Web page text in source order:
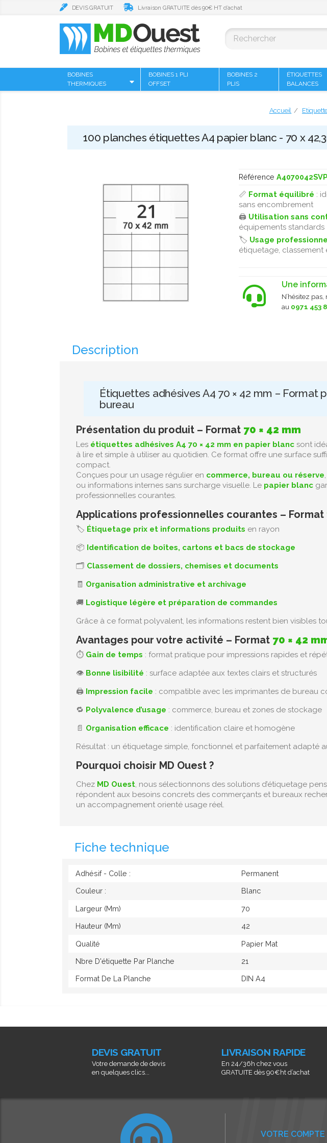
DEVIS GRATUIT Livraison GRATUITE dès 90€ HT d’achat
BOBINES
THERMIQUES
BOBINES 1 PLI
OFFSET
BOBINES 2
PLIS
ÉTIQUETTES
BALANCES
Accueil
100 planches étiquettes A4 papier blanc - 70 x
Référence
📏 Format équilibré :
sans encombrement
🖨️ Utilisation sans
équipements standards
🏷️ Usage
étiquetage, classement
Une
N’hésitez
au 0971 453
Description
Étiquettes adhésives A4 70 × 42 mm –
bureau
Présentation du produit – Format 70 × 42 mm
Les étiquettes adhésives A4 70 × 42 mm en papier blanc sont
à lire et simple à utiliser au quotidien. Ce format offre une surface
compact.
Conçues pour un usage régulier en commerce, bureau ou réserve
ou informations internes sans surcharge visuelle. Le papier blanc
professionnelles courantes.
Applications professionnelles courantes – Format
🏷️ Étiquetage prix et informations produits en rayon
📦 Identification de boîtes, cartons et bacs de stockage
🗂️ Classement de dossiers, chemises et documents
🧾 Organisation administrative et archivage
🚚 Logistique légère et préparation de commandes
Grâce à ce format polyvalent, les informations restent bien visibles
Avantages pour votre activité – Format 70 × 42
⏱️ Gain de temps : format pratique pour impressions rapides et
👁️ Bonne lisibilité : surface adaptée aux textes clairs et structurés
🖨️ Impression facile : compatible avec les imprimantes de bureau
🔁 Polyvalence d’usage : commerce, bureau et zones de stockage
📄 Organisation efficace : identification claire et homogène
Résultat : un étiquetage simple, fonctionnel et parfaitement adapté
Pourquoi choisir MD Ouest ?
Chez MD Ouest, nous sélectionnons des solutions d’étiquetage
répondent aux besoins concrets des commerçants et bureaux
un accompagnement orienté usage réel.
Fiche technique
Adhésif - Colle : Permanent
Couleur : Blanc
Largeur (mm) 70
Hauteur (mm) 42
Qualité Papier Mat
Nbre D'étiquette Par Planche 21
Format De La Planche DIN A4
DEVIS GRATUIT
Votre demande de devis
en quelques clics...
LIVRAISON RAPIDE
En 24/36h chez vous
GRATUITE dès 90€ht d’achat
VOTRE COMPTE